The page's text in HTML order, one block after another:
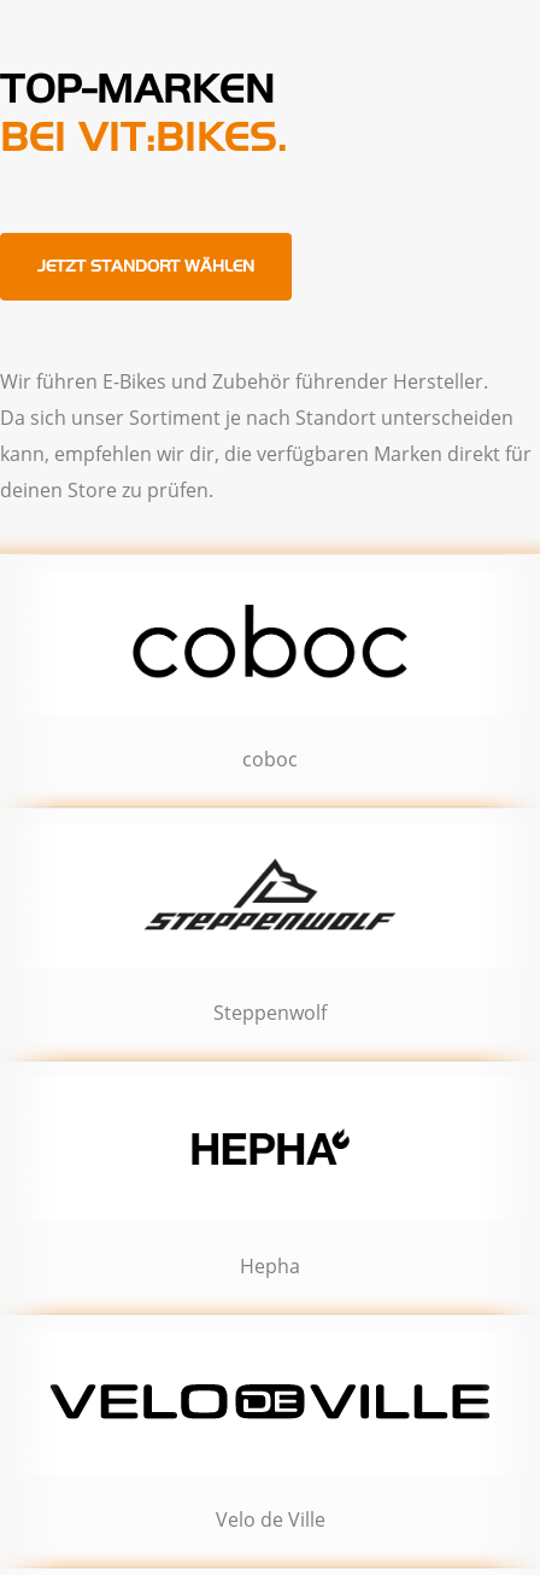
TOP-MARKEN
BEI VIT:BIKES.
JETZT STANDORT WÄHLEN
Wir führen E-Bikes und Zubehör führender Hersteller.
Da sich unser Sortiment je nach Standort unterscheiden
kann, empfehlen wir dir, die verfügbaren Marken direkt für
deinen Store zu prüfen.
coboc
Steppenwolf
Hepha
Velo de Ville